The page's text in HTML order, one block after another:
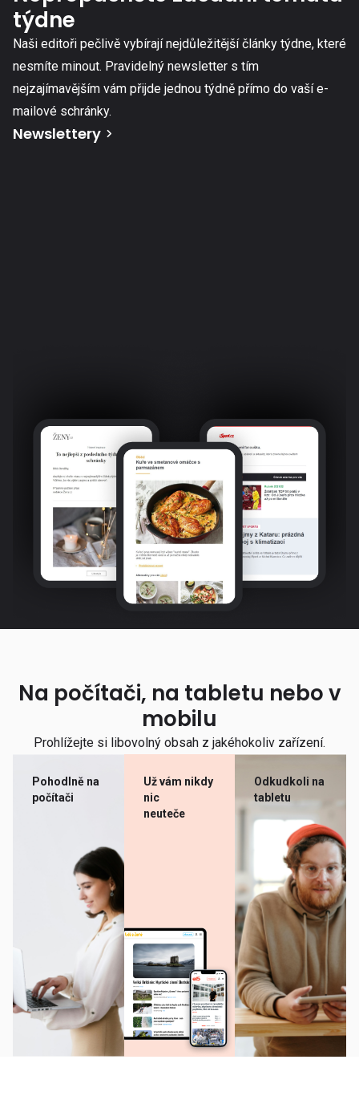
týdne
Naši editoři pečlivě vybírají nejdůležitější články týdne, které
nesmíte minout. Pravidelný newsletter s tím
nejzajímavějším vám přijde jednou týdně přímo do vaší e-
mailové schránky.
Newslettery
Na počítači, na tabletu nebo v
mobilu
Prohlížejte si libovolný obsah z jakéhokoliv zařízení.
Pohodlně na
počítači
Už vám nikdy
nic
neuteče
Odkudkoli na
tabletu